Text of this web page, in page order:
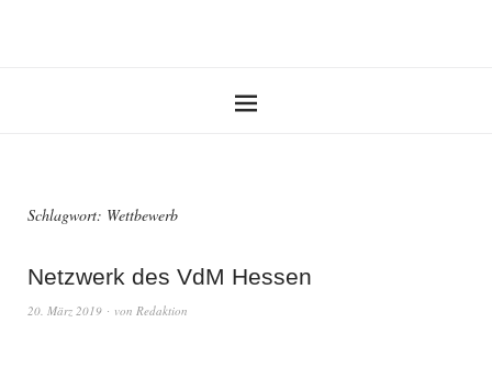
Schlagwort: Wettbewerb
Netzwerk des VdM Hessen
20. März 2019 von Redaktion